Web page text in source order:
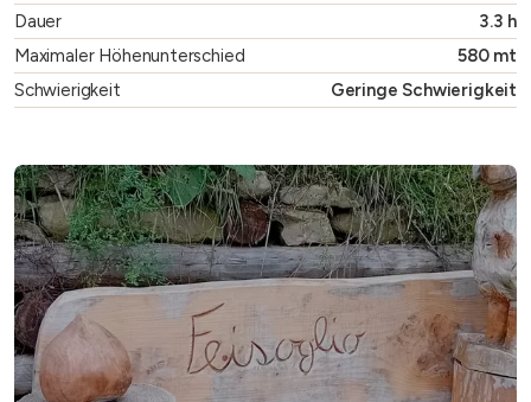
Dauer
3.3 h
Maximaler Höhenunterschied
580 mt
Schwierigkeit
Geringe Schwierigkeit